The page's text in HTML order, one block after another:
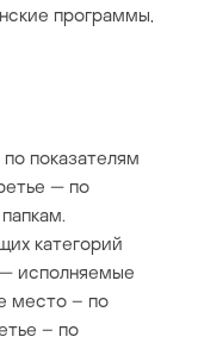
программы,
показателям
— по
категорий
исполняемые
место – по
– по